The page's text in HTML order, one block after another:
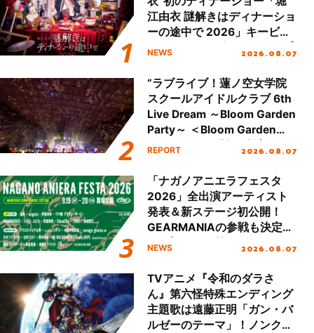
江由衣 謎解きはディナーショ
ーの途中で 2026」キービジ
ュアル＆グッズラインナップ
NEWS 2026.08.07
“ラブライブ！蓮ノ空女学院
スクールアイドルクラブ 6th
Live Dream ～Bloom Garden
Party～ ＜Bloom Garden
Party Stage／埼玉公演＞”
REPORT 2026.08.07
「ナガノアニエラフェスタ
2026」全出演アーティスト
発表＆新ステージ初公開！
GEARMANIAの参戦も決定
し、初となる第3ステージの
NEWS 2026.08.07
TVアニメ『令和のダラさ
ん』第六怪特殊エンディング
主題歌は遠藤正明「ガン・バ
ルゼーのテーマ」！ノンクレ